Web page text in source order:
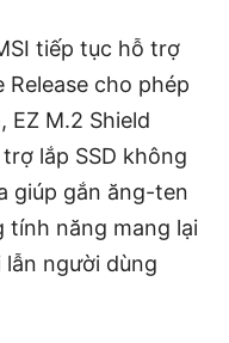
tiếp tục hỗ trợ
Release cho phép
EZ M.2 Shield
lắp SSD không
giúp gắn ăng-ten
tính năng mang lại
người dùng